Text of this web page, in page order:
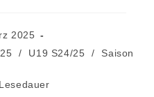
2025
/ U19 S24/25 /
Saison